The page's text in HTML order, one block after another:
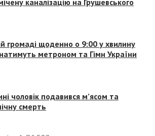
громаді щоденно о 9:00 у хвилину
метроном та Гімн України
чоловік подавився м’ясом та
смерть